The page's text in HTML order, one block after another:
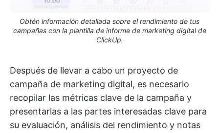
Obtén información detallada sobre el rendimiento de tus
campañas con la plantilla de informe de marketing digital de
ClickUp.
Después de llevar a cabo un proyecto de
campaña de marketing digital, es necesario
recopilar las métricas clave de la campaña y
presentarlas a las partes interesadas clave para
su evaluación, análisis del rendimiento y notas